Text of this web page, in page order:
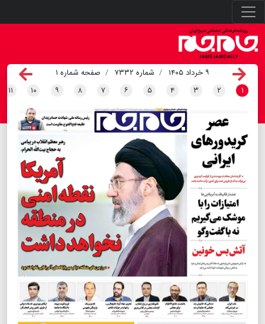
۹ خرداد ۱۴۰۵ شماره ۷۳۳۲
صفحه شماره ۱
۱
۲ ۳ ۴ ۵ ۶ ۷ ۸ ۹ ۱۰ ۱۱